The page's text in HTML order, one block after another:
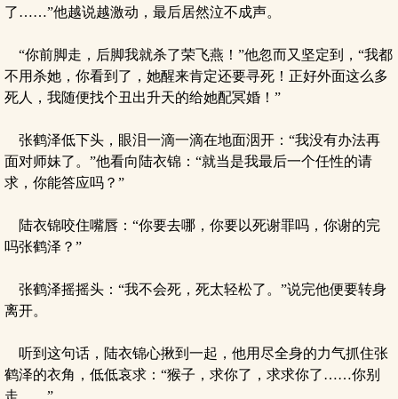
了……”他越说越激动，最后居然泣不成声。
“你前脚走，后脚我就杀了荣飞燕！”他忽而又坚定到，“我都
不用杀她，你看到了，她醒来肯定还要寻死！正好外面这么多
死人，我随便找个丑出升天的给她配冥婚！”
张鹤泽低下头，眼泪一滴一滴在地面洇开：“我没有办法再
面对师妹了。”他看向陆衣锦：“就当是我最后一个任性的请
求，你能答应吗？”
陆衣锦咬住嘴唇：“你要去哪，你要以死谢罪吗，你谢的完
吗张鹤泽？”
张鹤泽摇摇头：“我不会死，死太轻松了。”说完他便要转身
离开。
听到这句话，陆衣锦心揪到一起，他用尽全身的力气抓住张
鹤泽的衣角，低低哀求：“猴子，求你了，求求你了……你别
走……”